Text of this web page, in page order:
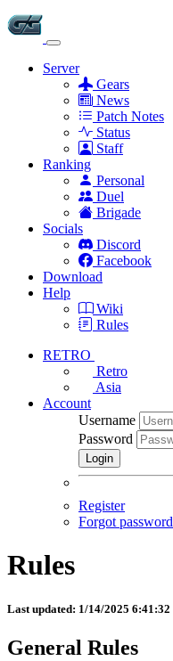
Server
Gears
News
Patch Notes
Status
Staff
Ranking
Personal
Duel
Brigade
Socials
Discord
Facebook
Download
Help
Wiki
Rules
RETRO
Retro
Asia
Account
Username
Password
Login
Register
Forgot
Rules
Last updated: 1/14/2025 6:41:32
General Rules